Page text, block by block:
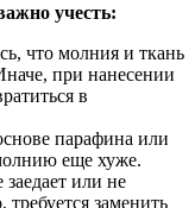
учесть:
что молния и ткань
при нанесении
в
парафина или
еще хуже.
или не
заменить